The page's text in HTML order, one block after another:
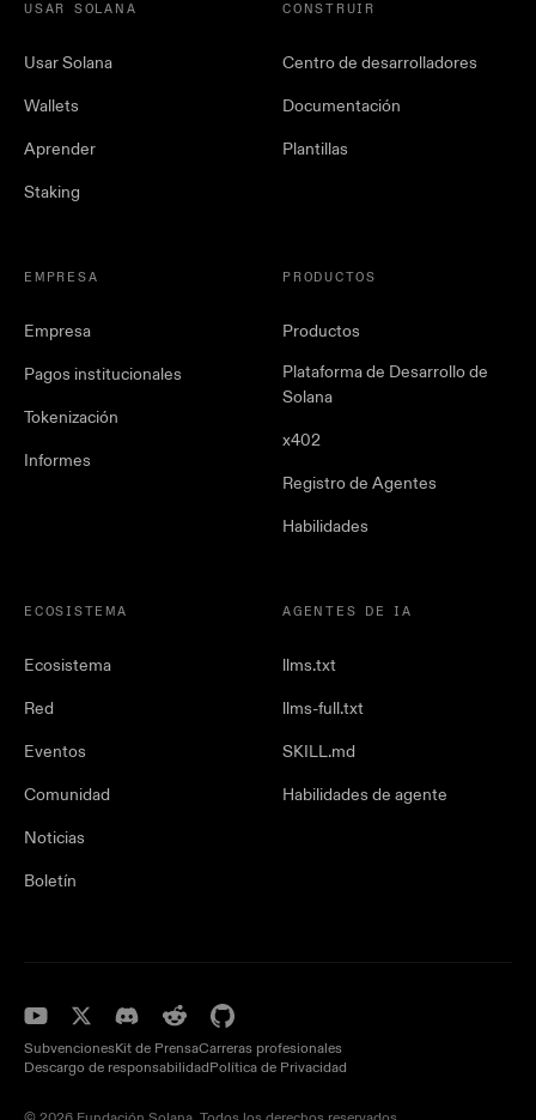
USAR SOLANA
Usar Solana
Wallets
Aprender
Staking
CONSTRUIR
Centro de desarrolladores
Documentación
Plantillas
EMPRESA
Empresa
Pagos institucionales
Tokenización
Informes
PRODUCTOS
Productos
Plataforma de Desarrollo de
Solana
x402
Registro de Agentes
Habilidades
ECOSISTEMA
Ecosistema
Red
Eventos
Comunidad
Noticias
Boletín
AGENTES DE IA
llms.txt
llms-full.txt
SKILL.md
Habilidades de agente
SubvencionesKit de PrensaCarreras profesionales
Descargo de responsabilidadPolítica de Privacidad